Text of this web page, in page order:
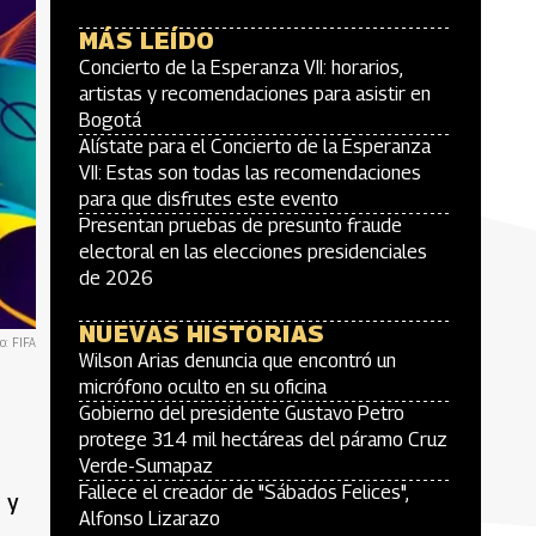
FIFA
y
MÁS LEÍDO
Concierto de la Esperanza VII: horarios,
artistas y recomendaciones para asistir en
Bogotá
Alístate para el Concierto de la Esperanza
VII: Estas son todas las recomendaciones
para que disfrutes este evento
Presentan pruebas de presunto fraude
electoral en las elecciones presidenciales
de 2026
NUEVAS HISTORIAS
Wilson Arias denuncia que encontró un
micrófono oculto en su oficina
Gobierno del presidente Gustavo Petro
protege 314 mil hectáreas del páramo Cruz
Verde-Sumapaz
Fallece el creador de "Sábados Felices",
Alfonso Lizarazo